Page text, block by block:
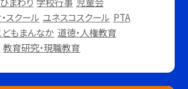
スクール ユネスコスクール PTA
どもまんなか 道徳・人権教育
教育研究・現職教育